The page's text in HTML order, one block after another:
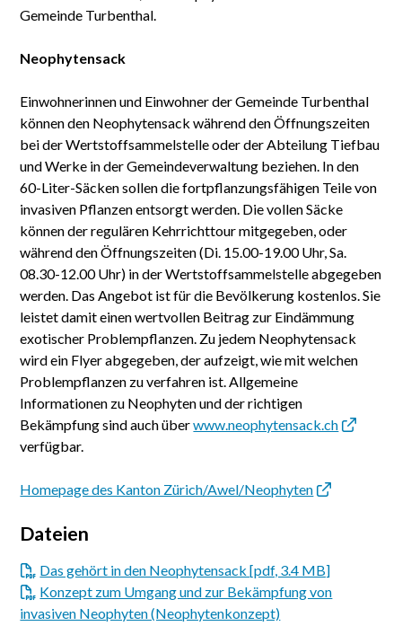
Gemeinde Turbenthal.
Neophytensack
Einwohnerinnen und Einwohner der Gemeinde Turbenthal
können den Neophytensack während den Öffnungszeiten
bei der Wertstoffsammelstelle oder der Abteilung Tiefbau
und Werke in der Gemeindeverwaltung beziehen. In den
60-Liter-Säcken sollen die fortpflanzungsfähigen Teile von
invasiven Pflanzen entsorgt werden. Die vollen Säcke
können der regulären Kehrrichttour mitgegeben, oder
während den Öffnungszeiten (Di. 15.00-19.00 Uhr, Sa.
08.30-12.00 Uhr) in der Wertstoffsammelstelle abgegeben
werden. Das Angebot ist für die Bevölkerung kostenlos. Sie
leistet damit einen wertvollen Beitrag zur Eindämmung
exotischer Problempflanzen. Zu jedem Neophytensack
wird ein Flyer abgegeben, der aufzeigt, wie mit welchen
Problempflanzen zu verfahren ist. Allgemeine
Informationen zu Neophyten und der richtigen
Bekämpfung sind auch überwww.neophytensack.ch
verfügbar.
Homepage des Kanton Zürich/Awel/Neophyten
Dateien
Das gehört in den Neophytensack [pdf, 3.4 MB]
Konzept zum Umgang und zur Bekämpfung von
invasiven Neophyten (Neophytenkonzept)